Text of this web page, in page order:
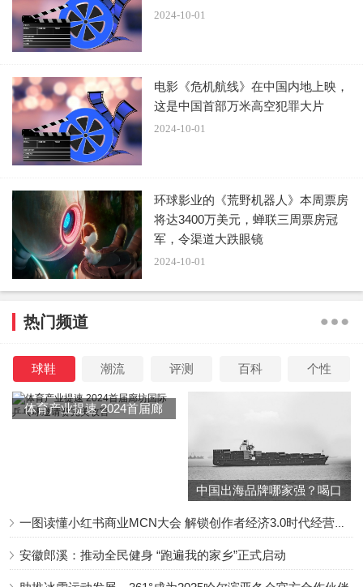
锤哥在片中演绎怀揣一颗大心脏的擎天柱，布莱恩·泰里
·亨利扮演小跟班D-16：
D-16的小胸襟无法承受大起大落的人生，笃信破灭后恨
意绵绵无绝期——有粉丝抱怨威震天反转力度太大，仇恨吞
2024-10-01
电影《危机航线》在中国内地上映，
这是中国首部万米高空犯罪大片
2024-10-01
环球影业的《荒野机器人》本周票房
将达3400万美元，蝉联三周票房冠
军，令渠道大跌眼镜
2024-10-01
热门频道
球鞋 潮流 评测 百科 个性
体育产业提速 2024首届廊
中国出海品牌哪家强？喝口
安徽郎溪：推动全民健身 “跑遍我的家乡”正式启动